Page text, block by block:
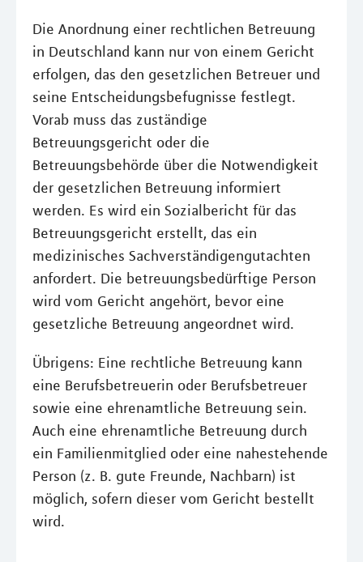
Die Anordnung einer rechtlichen Betreuung
in Deutschland kann nur von einem Gericht
erfolgen, das den gesetzlichen Betreuer und
seine Entscheidungsbefugnisse festlegt.
Vorab muss das zuständige
Betreuungsgericht oder die
Betreuungsbehörde über die Notwendigkeit
der gesetzlichen Betreuung informiert
werden. Es wird ein Sozialbericht für das
Betreuungsgericht erstellt, das ein
medizinisches Sachverständigengutachten
anfordert. Die betreuungsbedürftige Person
wird vom Gericht angehört, bevor eine
gesetzliche Betreuung angeordnet wird.
Übrigens: Eine rechtliche Betreuung kann
eine Berufsbetreuerin oder Berufsbetreuer
sowie eine ehrenamtliche Betreuung sein.
Auch eine ehrenamtliche Betreuung durch
ein Familienmitglied oder eine nahestehende
Person (z. B. gute Freunde, Nachbarn) ist
möglich, sofern dieser vom Gericht bestellt
wird.